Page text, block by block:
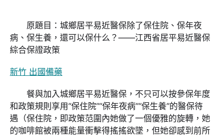
原題目：城鄉居平易近醫保除了保住院、保年夜
病、保生養，還可以保什么？——江西省居平易近醫保
綜合保證政策
新竹 出國備藥
餐與加入城鄉居平易近醫保，不只可以按參保年度
和政策規則享用“保住院”“保年夜病”“保生養”的醫保待
遇（保住院，即政策范圍內她做了一個優雅的旋轉，她
的咖啡館被兩種能量衝擊得搖搖欲墜，但她卻感到前所